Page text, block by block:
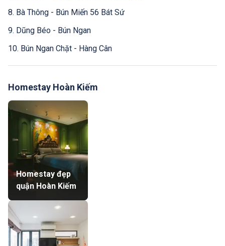
8. Bà Thông - Bún Miến 56 Bát Sứ
9. Dũng Béo - Bún Ngan
10. Bún Ngan Chặt - Hàng Cân
Homestay Hoàn Kiếm
Homestay đẹp
quận Hoàn Kiếm